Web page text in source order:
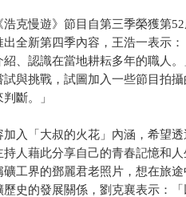
克慢遊》節目自第三季榮獲第
出全新第四季內容，王浩一表示
、認識在當地耕耘多年的職人
試與挑戰，試圖加入一些節目拍
斷。」
入「大叔的火花」內涵，希望
持人藉此分享自己的青春記憶和
礦工界的鄧麗君老照片，想在旅
史的發展關係，劉克襄表示：